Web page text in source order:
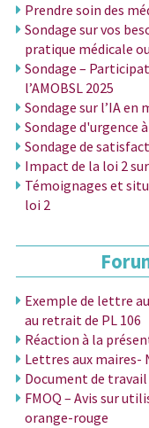
Prendre soin des
Sondage sur vos
pratique médicale
Sondage –
l’AMOBSL 2025
Sondage sur l’IA en
Sondage d'urgence
Sondage de
Impact de la loi 2
Témoignages et
loi 2
Exemple de lettre
au retrait de PL 106
Réaction à la
Lettres aux maires-
Document de travail
FMOQ – Avis sur
orange-rouge